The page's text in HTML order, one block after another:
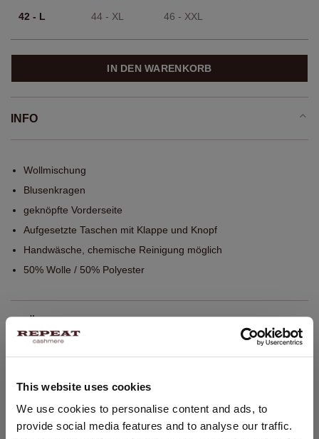
This website uses cookies
We use cookies to personalise content and ads, to
provide social media features and to analyse our traffic.
42 - L 44 - XL 46 - XXL
IN DEN WARENKORB
INFO
Wollmischung
Blusenkragen
geknöpfte Vorderseite
Aufgesetzte Taschen mit Klappe und Knopf
Handwäsche, chemische Reinigung möglich
50% Wolle / 50% Polyester
VERSAND & RÜCKGABE
STANDORT ÄNDERN
Sie besuchen Repeat cashmere von Niederlande (€) aus.